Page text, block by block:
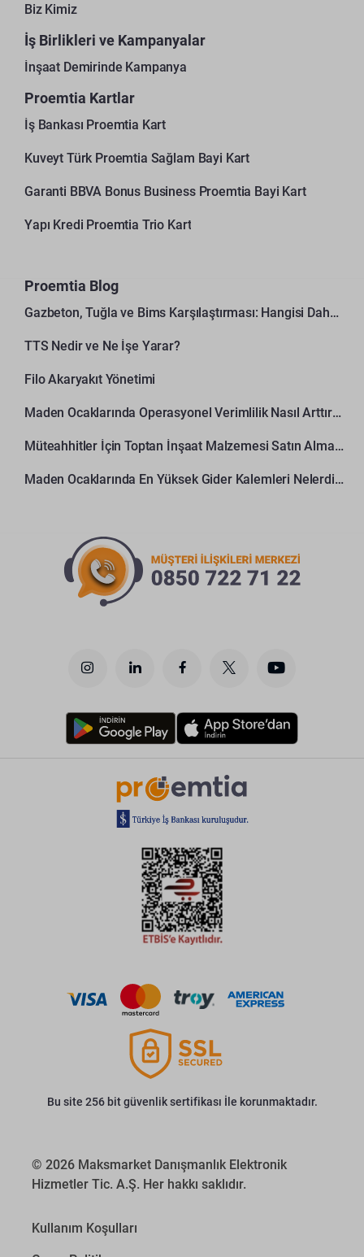
Biz Kimiz
İş Birlikleri ve Kampanyalar
İnşaat Demirinde Kampanya
Proemtia Kartlar
İş Bankası Proemtia Kart
Kuveyt Türk Proemtia Sağlam Bayi Kart
Garanti BBVA Bonus Business Proemtia Bayi Kart
Yapı Kredi Proemtia Trio Kart
Proemtia Blog
Gazbeton, Tuğla ve Bims Karşılaştırması: Hangisi Daha Avantajlı?
TTS Nedir ve Ne İşe Yarar?
Filo Akaryakıt Yönetimi
Maden Ocaklarında Operasyonel Verimlilik Nasıl Arttırılır?
Müteahhitler İçin Toptan İnşaat Malzemesi Satın Alma Rehberi
Maden Ocaklarında En Yüksek Gider Kalemleri Nelerdir?
Bu site 256 bit güvenlik sertifikası İle korunmaktadır.
© 2026 Maksmarket Danışmanlık Elektronik
Hizmetler Tic. A.Ş. Her hakkı saklıdır.
Kullanım Koşulları